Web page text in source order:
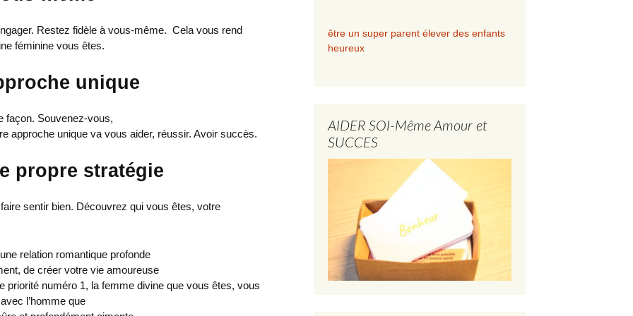
Restez fidèle à vous-même. Cela vous rend
féminine vous êtes.
unique
façon. Souvenez-vous,
approche unique va vous aider, réussir. Avoir succès.
propre stratégie
sentir bien. Découvrez qui vous êtes, votre
relation romantique profonde
de créer votre vie amoureuse
priorité numéro 1, la femme divine que vous êtes, vous
l’homme que
être un super parent élever des enfants
heureux
AIDER SOI-Même Amour et
SUCCES